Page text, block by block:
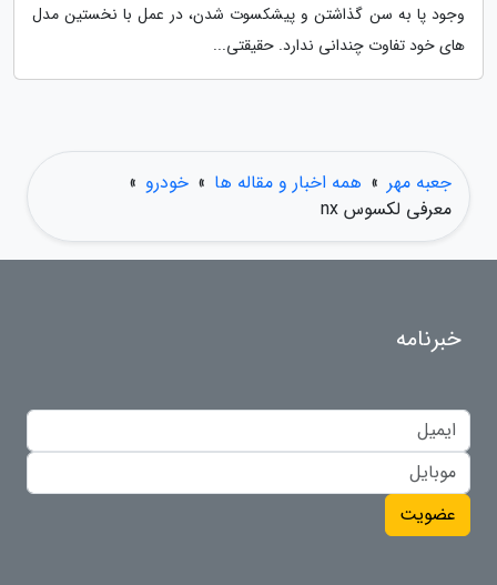
وجود پا به سن گذاشتن و پیشکسوت شدن، در عمل با نخستین مدل
های خود تفاوت چندانی ندارد. حقیقتی...
جعبه مهر » همه اخبار و مقاله ها » خودرو »
معرفی لکسوس nx
خبرنامه
عضویت